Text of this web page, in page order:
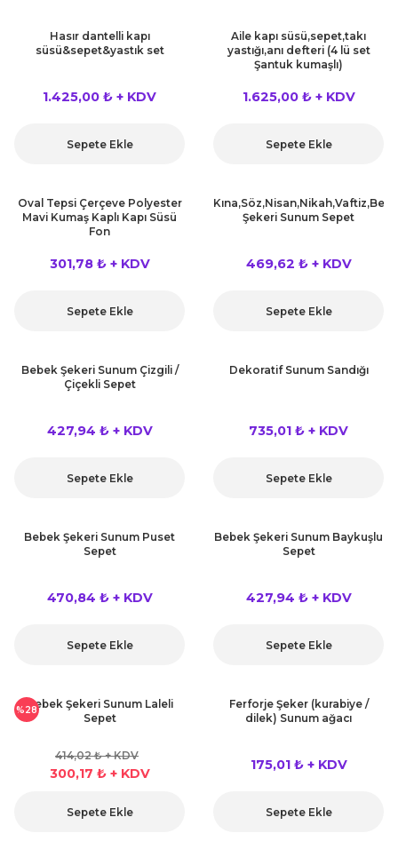
Hasır dantelli kapı
süsü&sepet&yastık set
1.425,00 ₺ + KDV
Sepete Ekle
Aile kapı süsü,sepet,takı
yastığı,anı defteri (4 lü set
Şantuk kumaşlı)
1.625,00 ₺ + KDV
Sepete Ekle
Oval Tepsi Çerçeve Polyester
Mavi Kumaş Kaplı Kapı Süsü
Fon
301,78 ₺ + KDV
Sepete Ekle
Şekeri Sunum Sepet
469,62 ₺ + KDV
Sepete Ekle
Bebek Şekeri Sunum Çizgili /
Çiçekli Sepet
427,94 ₺ + KDV
Sepete Ekle
Dekoratif Sunum Sandığı
735,01 ₺ + KDV
Sepete Ekle
Bebek Şekeri Sunum Puset
Sepet
470,84 ₺ + KDV
Sepete Ekle
Bebek Şekeri Sunum Baykuşlu
Sepet
427,94 ₺ + KDV
Sepete Ekle
%28Bebek Şekeri Sunum Laleli
Sepet
414,02 ₺ + KDV
300,17 ₺ + KDV
Sepete Ekle
Ferforje Şeker (kurabiye /
dilek) Sunum ağacı
175,01 ₺ + KDV
Sepete Ekle